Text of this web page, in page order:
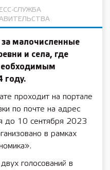
СЛУЖБА
за малочисленные
и села, где
году.
проходит на портале
по почте на адрес
до 10 сентября 2023
в рамках
голосований в